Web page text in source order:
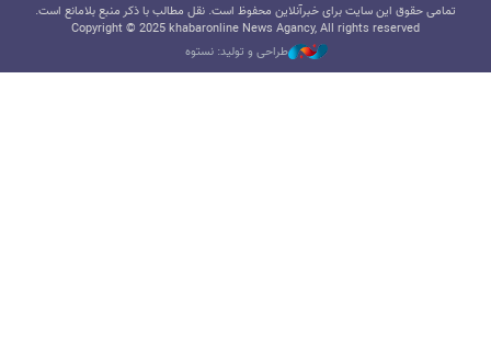
تمامی حقوق این سایت برای خبرآنلاین محفوظ است. نقل مطالب با ذکر منبع بلامانع است.
Copyright © 2025 khabaronline News Agancy, All rights reserved
طراحی و تولید: نستوه